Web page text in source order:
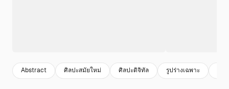
Abstract ศิลปะสมัยใหม่ ศิลปะดิจิทัล รูปร่างเฉพาะ